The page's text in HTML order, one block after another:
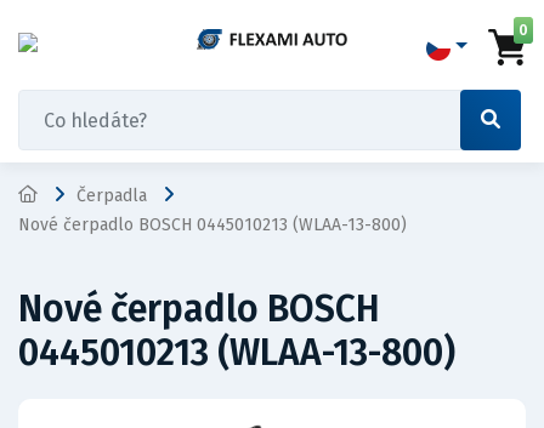
0
Čerpadla
Nové čerpadlo BOSCH 0445010213 (WLAA-13-800)
Nové čerpadlo BOSCH
0445010213 (WLAA-13-800)